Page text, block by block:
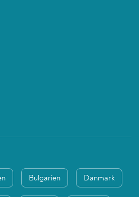
Bulgarien Danmark